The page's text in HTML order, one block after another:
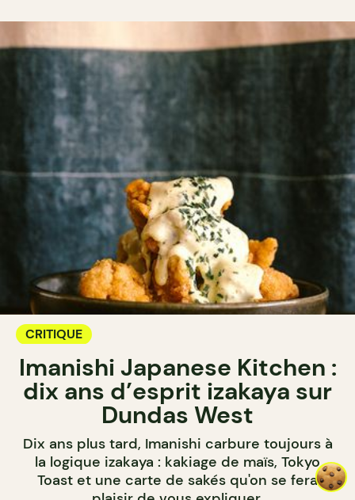
CRITIQUE
Imanishi Japanese Kitchen :
dix ans d’esprit izakaya sur
Dundas West
Dix ans plus tard, Imanishi carbure toujours à
la logique izakaya : kakiage de maïs, Tokyo
Toast et une carte de sakés qu'on se fera